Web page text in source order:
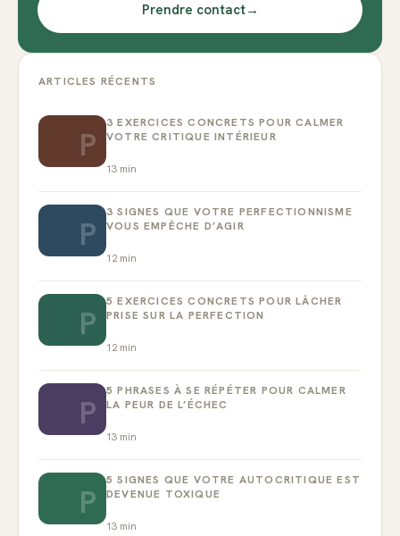
Prendre contact→
ARTICLES RÉCENTS
P
3 EXERCICES CONCRETS POUR CALMER
VOTRE CRITIQUE INTÉRIEUR
13 min
P
3 SIGNES QUE VOTRE PERFECTIONNISME
VOUS EMPÊCHE D’AGIR
12min
P
5 EXERCICES CONCRETS POUR LÂCHER
PRISE SUR LA PERFECTION
12min
P
5 PHRASES À SE RÉPÉTER POUR CALMER
LA PEUR DE L’ÉCHEC
13 min
P
5 SIGNES QUE VOTRE AUTOCRITIQUE EST
DEVENUE TOXIQUE
13 min